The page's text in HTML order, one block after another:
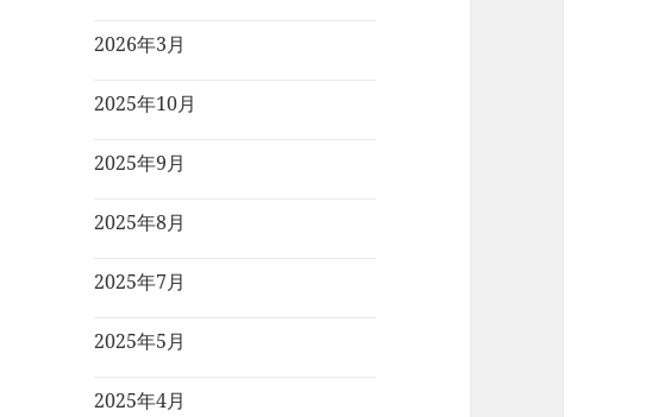
2026年3月
2025年10月
2025年9月
2025年8月
2025年7月
2025年5月
2025年4月